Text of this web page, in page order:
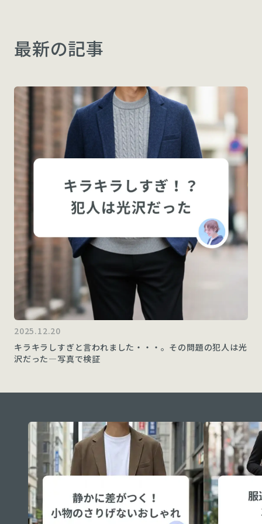
最新の記事
2025.12.20
キラキラしすぎと言われました・・・。その問題の犯人は光
沢だった—写真で検証